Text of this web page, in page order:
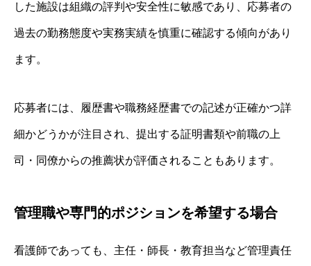
した施設は組織の評判や安全性に敏感であり、応募者の
過去の勤務態度や実務実績を慎重に確認する傾向があり
ます。
応募者には、履歴書や職務経歴書での記述が正確かつ詳
細かどうかが注目され、提出する証明書類や前職の上
司・同僚からの推薦状が評価されることもあります。
管理職や専門的ポジションを希望する場合
看護師であっても、主任・師長・教育担当など管理責任